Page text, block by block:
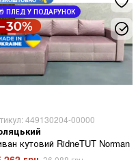
ПЛЕД У ПОДАРУНОК
449130204-00000
кутовий RidneTUT Norman